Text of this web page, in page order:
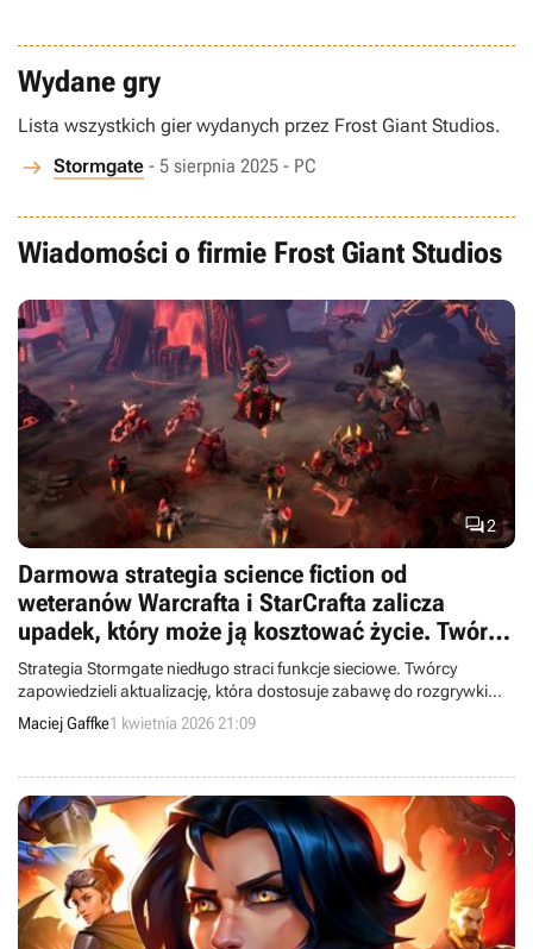
Wydane gry
Lista wszystkich gier wydanych przez Frost Giant Studios.
Stormgate - 5 sierpnia 2025 - PC
Wiadomości o firmie Frost Giant Studios
2
Darmowa strategia science fiction od
weteranów Warcrafta i StarCrafta zalicza
upadek, który może ją kosztować życie. Twórcy
obiecują jednak szalupę ratunkową
Strategia Stormgate niedługo straci funkcje sieciowe. Twórcy
zapowiedzieli aktualizację, która dostosuje zabawę do rozgrywki
offline.
Maciej Gaffke1 kwietnia 2026 21:09